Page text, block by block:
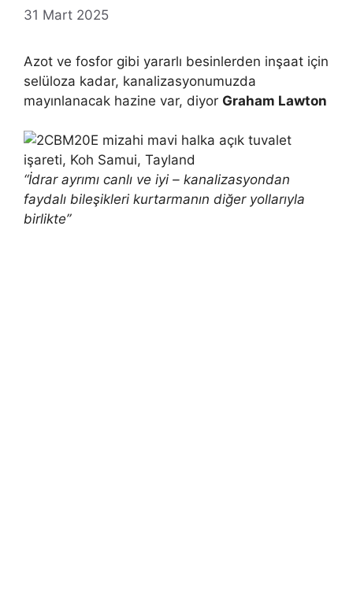
31 Mart 2025
Azot ve fosfor gibi yararlı besinlerden inşaat için
selüloza kadar, kanalizasyonumuzda
mayınlanacak hazine var, diyor Graham Lawton
“İdrar ayrımı canlı ve iyi – kanalizasyondan
faydalı bileşikleri kurtarmanın diğer yollarıyla
birlikte”